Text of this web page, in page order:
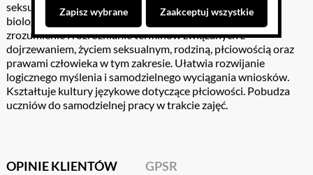
seksualnego. Może być również wykorzystana na lekcjach
biologii i godzinach wychowawczych. Pozwala na szersze
zrozumienie i rozróżnianie terminów związanych z
dojrzewaniem, życiem seksualnym, rodziną, płciowością oraz
prawami człowieka w tym zakresie. Ułatwia rozwijanie
logicznego myślenia i samodzielnego wyciągania wniosków.
Kształtuje kultury językowe dotyczące płciowości. Pobudza
uczniów do samodzielnej pracy w trakcie zajęć.
OPINIE KLIENTÓW GPSR
Zapisz wybrane Zaakceptuj wszystkie